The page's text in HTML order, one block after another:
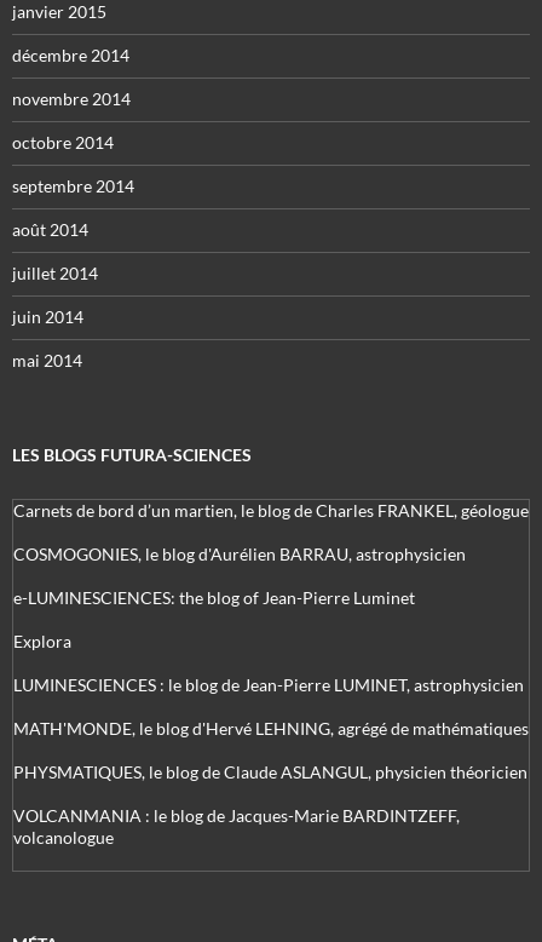
janvier 2015
décembre 2014
novembre 2014
octobre 2014
septembre 2014
août 2014
juillet 2014
juin 2014
mai 2014
LES BLOGS FUTURA-SCIENCES
Carnets de bord d’un martien, le blog de Charles FRANKEL, géologue
COSMOGONIES, le blog d'Aurélien BARRAU, astrophysicien
e-LUMINESCIENCES: the blog of Jean-Pierre Luminet
Explora
LUMINESCIENCES : le blog de Jean-Pierre LUMINET, astrophysicien
MATH'MONDE, le blog d'Hervé LEHNING, agrégé de mathématiques
PHYSMATIQUES, le blog de Claude ASLANGUL, physicien théoricien
VOLCANMANIA : le blog de Jacques-Marie BARDINTZEFF,
volcanologue